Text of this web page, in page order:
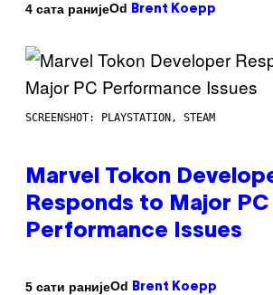
4 сата ранијеOd Brent Koepp
SCREENSHOT: PLAYSTATION, STEAM
Marvel Tokon
Responds to Major PC
Performance Issues
5 сати ранијеOd Brent Koepp